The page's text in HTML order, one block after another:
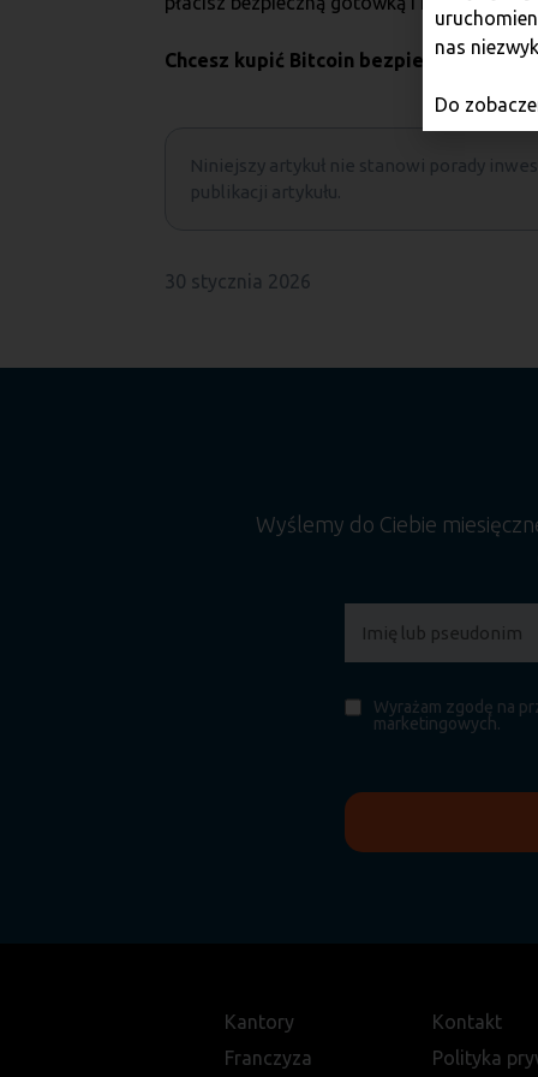
Chcesz kupić Bitcoin bezpiecznie?
Niniejszy artykuł nie stanowi porady
publikacji artykułu.
30 stycznia 2026
Wyślemy do Ciebie
Wyrażam zgodę na
marketingowych.
Kantory
Franczyza
Kontakt
Polityka
nas
Do